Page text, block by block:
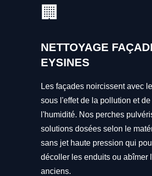
🏢
NETTOYAGE
EYSINES
Les façades noircissent avec
sous l'effet de la pollution et de
l'humidité. Nos perches
solutions dosées selon le
sans jet haute pression qui
décoller les enduits ou abîmer
anciens.